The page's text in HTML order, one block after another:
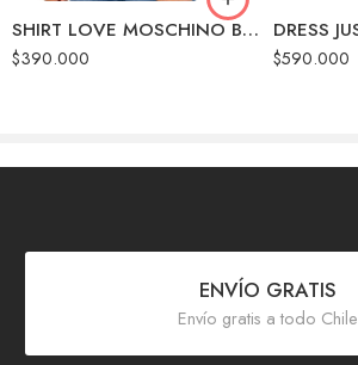
SHIRT LOVE MOSCHINO BLUE
$390.000 $590.000
ENVÍO GRATIS
Envío gratis a todo Chile